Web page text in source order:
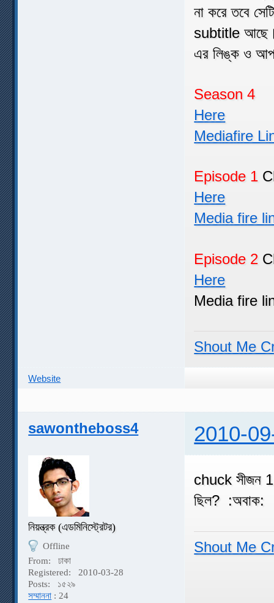
না করে তবে
subtitle আছে।
এর লিঙ্ক ও
Season 4
Here
Mediafire
Episode 1
Here
Media fire
Episode 2
Here
Media fire
Shout Me
Website
sawontheboss4 2010-
নিয়ন্ত্রক (এডমিনিস্ট্রেটর)
Offline
From:
ঢাকা
Registered:
2010-03-28
Posts:
১৫২৯
সম্মাননা : 24
chuck সীজন 1
ছিল? :অবাক:
Shout Me